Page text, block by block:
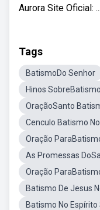
Aurora Site Oficial: ...
Tags
BatismoDo Senhor
Hinos SobreBatismo
OraçãoSanto
Cenculo Batismo
Oração
As Promessas
Oração
Batismo De Jesus
Batismo No